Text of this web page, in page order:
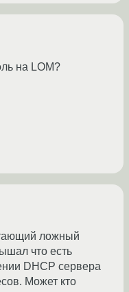
на LOM?
ложный
что есть
DHCP сервера
Может кто